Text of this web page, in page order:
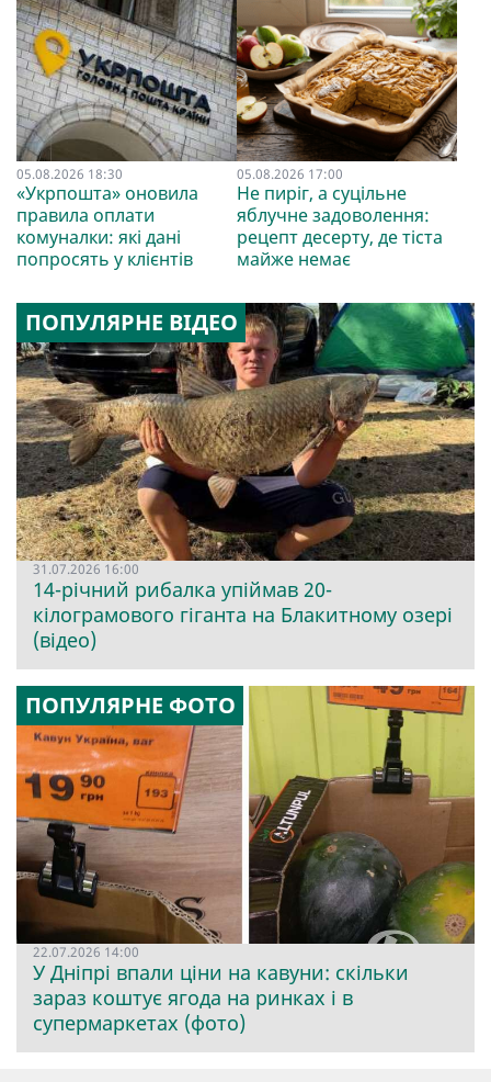
05.08.2026 18:30
«Укрпошта» оновила
правила оплати
комуналки: які дані
попросять у клієнтів
05.08.2026 17:00
Не пиріг, а суцільне
яблучне задоволення:
рецепт десерту, де тіста
майже немає
ПОПУЛЯРНЕ ВІДЕО
31.07.2026 16:00
14-річний рибалка упіймав 20-
кілограмового гіганта на Блакитному озері
(відео)
ПОПУЛЯРНЕ ФОТО
22.07.2026 14:00
У Дніпрі впали ціни на кавуни: скільки
зараз коштує ягода на ринках і в
супермаркетах (фото)